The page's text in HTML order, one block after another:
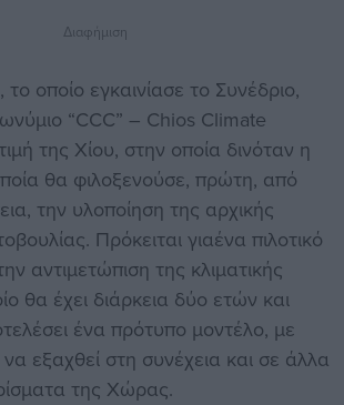
Διαφήμιση
οποίο εγκαινίασε το Συνέδριο,
“CCC” – Chios Climate
της Χίου, στην οποία δινόταν η
θα φιλοξενούσε, πρώτη, από
την υλοποίηση της αρχικής
Πρόκειται γιαένα πιλοτικό
αντιμετώπιση της κλιματικής
θα έχει διάρκεια δύο ετών και
ένα πρότυπο μοντέλο, με
εξαχθεί στη συνέχεια και σε άλλα
της Χώρας.